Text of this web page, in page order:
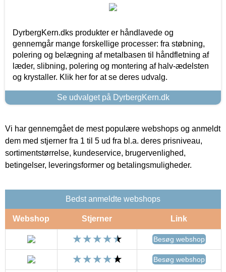
DyrbergKern.dks produkter er håndlavede og
gennemgår mange forskellige processer: fra støbning,
polering og belægning af metalbasen til håndfletning af
læder, slibning, polering og montering af halv-ædelsten
og krystaller. Klik her for at se deres udvalg.
Se udvalget på DyrbergKern.dk
Vi har gennemgået de mest populære webshops og anmeldt
dem med stjerner fra 1 til 5 ud fra bl.a. deres prisniveau,
sortimentstørrelse, kundeservice, brugervenlighed,
betingelser, leveringsformer og betalingsmuligheder.
Bedst anmeldte webshops
Webshop Stjerner Link
Besøg webshop
Besøg webshop